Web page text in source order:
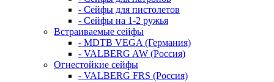
- Сейфы для пистолетов
- Сейфы на 1-2 ружья
Встраиваемые сейфы
- MDTB VEGA (Германия)
- VALBERG AW (Россия)
Огнестойкие сейфы
- VALBERG FRS (Россия)